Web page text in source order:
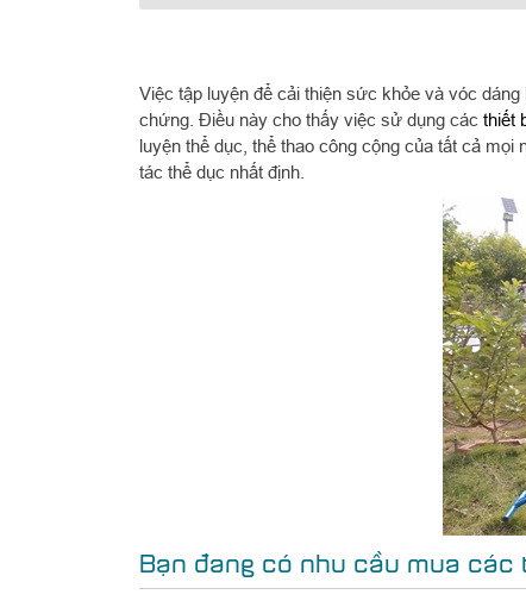
Việc tập luyện để cải thiện sức khỏe và vóc
chứng. Điều này cho thấy việc sử dụng các thiết
luyện thể dục, thể thao công cộng của tất cả
tác thể dục nhất định.
Bạn đang có nhu cầu mua